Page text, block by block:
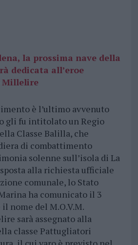
la prossima nave della
dedicata all’eroe
Millelire
è l’ultimo avvenuto
gli fu intitolato un Regio
Classe Balilla, che
di combattimento
solenne sull’isola di La
alla richiesta ufficiale
comunale, lo Stato
ha comunicato il 3
nome del M.O.V.M.
sarà assegnato alla
classe Pattugliatori